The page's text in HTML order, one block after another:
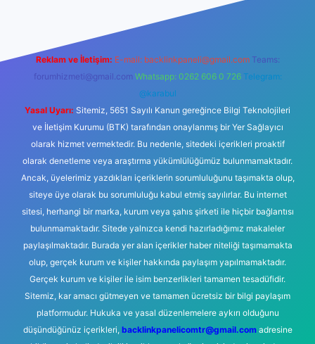
Reklam ve İletişim: E-mail: backlinkpaneli@gmail.com Teams:
forumhizmeti@gmail.com Whatsapp: 0262 606 0 726 Telegram:
@karabul
Yasal Uyarı: Sitemiz, 5651 Sayılı Kanun gereğince Bilgi Teknolojileri
ve İletişim Kurumu (BTK) tarafından onaylanmış bir Yer Sağlayıcı
olarak hizmet vermektedir. Bu nedenle, sitedeki içerikleri proaktif
olarak denetleme veya araştırma yükümlülüğümüz bulunmamaktadır.
Ancak, üyelerimiz yazdıkları içeriklerin sorumluluğunu taşımakta olup,
siteye üye olarak bu sorumluluğu kabul etmiş sayılırlar. Bu internet
sitesi, herhangi bir marka, kurum veya şahıs şirketi ile hiçbir bağlantısı
bulunmamaktadır. Sitede yalnızca kendi hazırladığımız makaleler
paylaşılmaktadır. Burada yer alan içerikler haber niteliği taşımamakta
olup, gerçek kurum ve kişiler hakkında paylaşım yapılmamaktadır.
Gerçek kurum ve kişiler ile isim benzerlikleri tamamen tesadüfidir.
Sitemiz, kar amacı gütmeyen ve tamamen ücretsiz bir bilgi paylaşım
platformudur. Hukuka ve yasal düzenlemelere aykırı olduğunu
düşündüğünüz içerikleri, backlinkpanelicomtr@gmail.comadresine